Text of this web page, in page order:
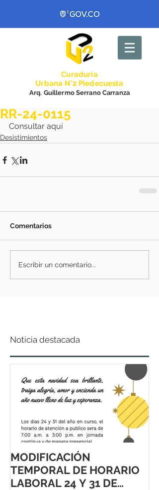
Curaduría
Urbana N°2 Piedecuesta
Arq. Guillermo Serrano Carranza
RR-24-0115
Consultar aquí
Desistimientos
Comentarios
Escribir un comentario...
Noticia destacada
MODIFICACIÓN
TEMPORAL DE HORARIO
LABORAL 24 Y 31 DE